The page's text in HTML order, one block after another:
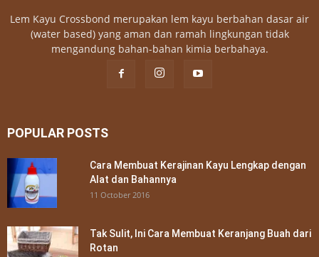
Lem Kayu Crossbond merupakan lem kayu berbahan dasar air
(water based) yang aman dan ramah lingkungan tidak
mengandung bahan-bahan kimia berbahaya.
POPULAR POSTS
Cara Membuat Kerajinan Kayu Lengkap dengan
Alat dan Bahannya
11 October 2016
Tak Sulit, Ini Cara Membuat Keranjang Buah dari
Rotan